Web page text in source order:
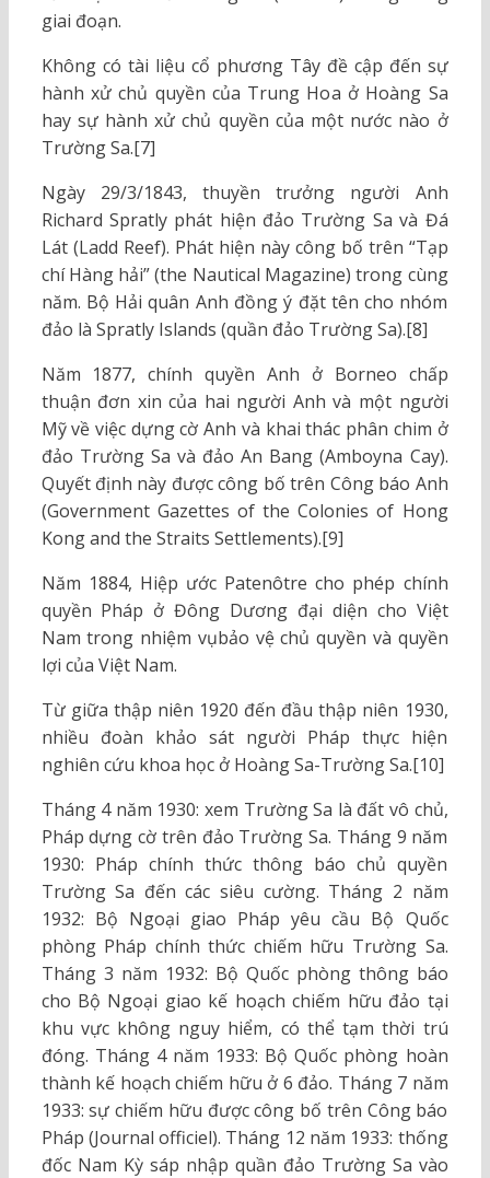
giai đoạn.
Không có tài liệu cổ phương Tây đề cập đến sự
hành xử chủ quyền của Trung Hoa ở Hoàng Sa
hay sự hành xử chủ quyền của một nước nào ở
Trường Sa.[7]
Ngày 29/3/1843, thuyền trưởng người Anh
Richard Spratly phát hiện đảo Trường Sa và Đá
Lát (Ladd Reef). Phát hiện này công bố trên “Tạp
chí Hàng hải” (the Nautical Magazine) trong cùng
năm. Bộ Hải quân Anh đồng ý đặt tên cho nhóm
đảo là Spratly Islands (quần đảo Trường Sa).[8]
Năm 1877, chính quyền Anh ở Borneo chấp
thuận đơn xin của hai người Anh và một người
Mỹ về việc dựng cờ Anh và khai thác phân chim ở
đảo Trường Sa và đảo An Bang (Amboyna Cay).
Quyết định này được công bố trên Công báo Anh
(Government Gazettes of the Colonies of Hong
Kong and the Straits Settlements).[9]
Năm 1884, Hiệp ước Patenôtre cho phép chính
quyền Pháp ở Đông Dương đại diện cho Việt
Nam trong nhiệm vụbảo vệ chủ quyền và quyền
lợi của Việt Nam.
Từ giữa thập niên 1920 đến đầu thập niên 1930,
nhiều đoàn khảo sát người Pháp thực hiện
nghiên cứu khoa học ở Hoàng Sa-Trường Sa.[10]
Tháng 4 năm 1930: xem Trường Sa là đất vô chủ,
Pháp dựng cờ trên đảo Trường Sa. Tháng 9 năm
1930: Pháp chính thức thông báo chủ quyền
Trường Sa đến các siêu cường. Tháng 2 năm
1932: Bộ Ngoại giao Pháp yêu cầu Bộ Quốc
phòng Pháp chính thức chiếm hữu Trường Sa.
Tháng 3 năm 1932: Bộ Quốc phòng thông báo
cho Bộ Ngoại giao kế hoạch chiếm hữu đảo tại
khu vực không nguy hiểm, có thể tạm thời trú
đóng. Tháng 4 năm 1933: Bộ Quốc phòng hoàn
thành kế hoạch chiếm hữu ở 6 đảo. Tháng 7 năm
1933: sự chiếm hữu được công bố trên Công báo
Pháp (Journal officiel). Tháng 12 năm 1933: thống
đốc Nam Kỳ sáp nhập quần đảo Trường Sa vào